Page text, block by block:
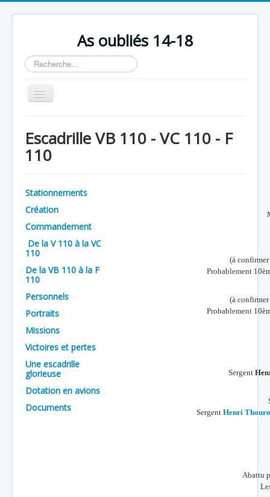
As oubliés 14-18
Rechercher
Basculer
la
Chronologie
Escadrilles
Avions
Personnels
Formation
Doctrines
Les As
Cahiers des As
Escadrille VB 110 - VC 110 - F
110
Stationnements
Création
Commandement
De la V 110 à la VC
110
De la VB 110 à la F
110
Personnels
Portraits
Missions
Victoires et pertes
Une escadrille
glorieuse
Dotation en avions
Documents
(à
Probablement
(à
Probablement
Sergent
Sergent Henri
Abattu